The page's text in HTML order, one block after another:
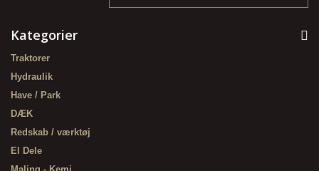
Kategorier
Traktorer
Hydraulik
Have / Park
DÆK
Redskab / værktøj
El Dele